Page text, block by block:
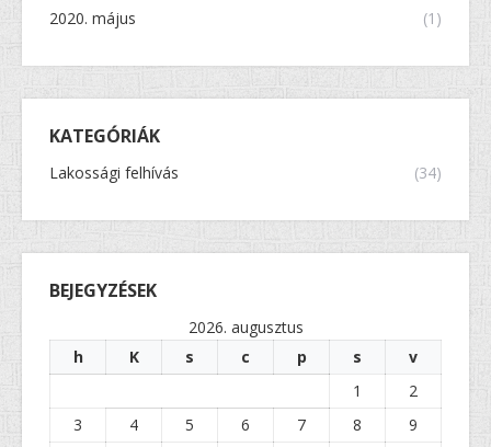
2020. május
(1)
KATEGÓRIÁK
Lakossági felhívás (34)
BEJEGYZÉSEK
2026. augusztus
h
K s c p s
v
1
2
3
4 5 6 7 8 9